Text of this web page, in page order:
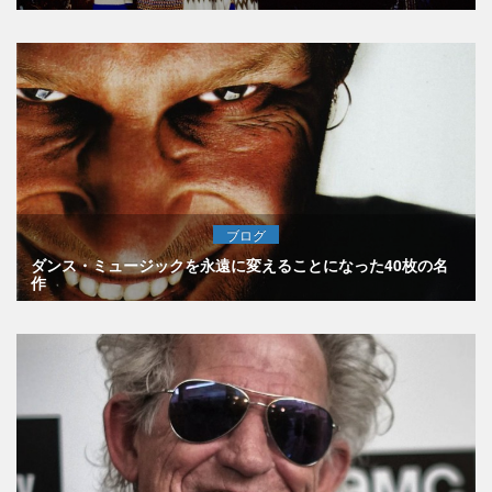
ブログ
ダンス・ミュージックを永遠に変えることになった40枚の名
作